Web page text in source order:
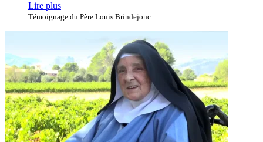
Lire plus
Témoignage du Père Louis Brindejonc